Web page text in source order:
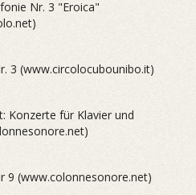
Nr. 3 "Eroica"
3 (www.circolocubounibo.it)
Konzerte für Klavier und
9 (www.colonnesonore.net)